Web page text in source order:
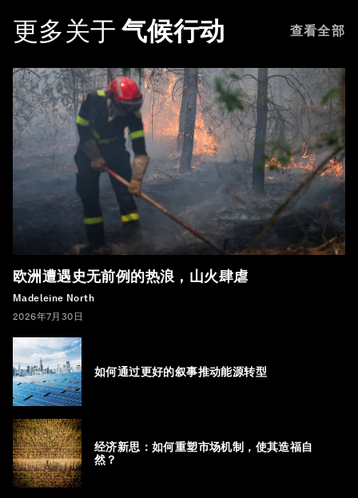
更多关于 气候行动 查看全部
欧洲遭遇史无前例的热浪，山火肆虐
Madeleine North
2026年7月30日
如何通过更好的叙事推动能源转型
经济新思：如何重塑市场机制，使其造福自
然？